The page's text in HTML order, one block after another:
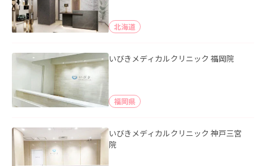
北海道
いびきメディカルクリニック 福岡院
福岡県
いびきメディカルクリニック 神戸三宮
院